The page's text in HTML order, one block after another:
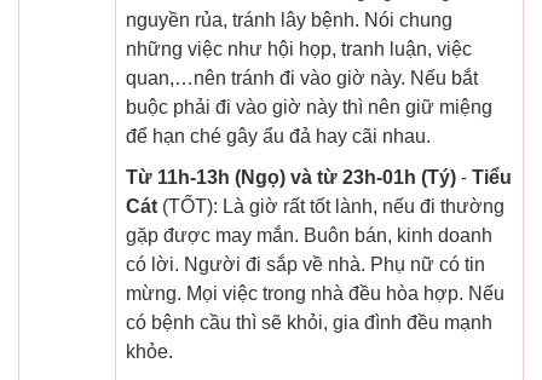
nguyền rủa, tránh lây bệnh. Nói chung
những việc như hội họp, tranh luận, việc
quan,…nên tránh đi vào giờ này. Nếu bắt
buộc phải đi vào giờ này thì nên giữ miệng
để hạn ché gây ẩu đả hay cãi nhau.
Từ 11h-13h (Ngọ) và từ 23h-01h (Tý) - Tiểu
Cát (TỐT): Là giờ rất tốt lành, nếu đi thường
gặp được may mắn. Buôn bán, kinh doanh
có lời. Người đi sắp về nhà. Phụ nữ có tin
mừng. Mọi việc trong nhà đều hòa hợp. Nếu
có bệnh cầu thì sẽ khỏi, gia đình đều mạnh
khỏe.